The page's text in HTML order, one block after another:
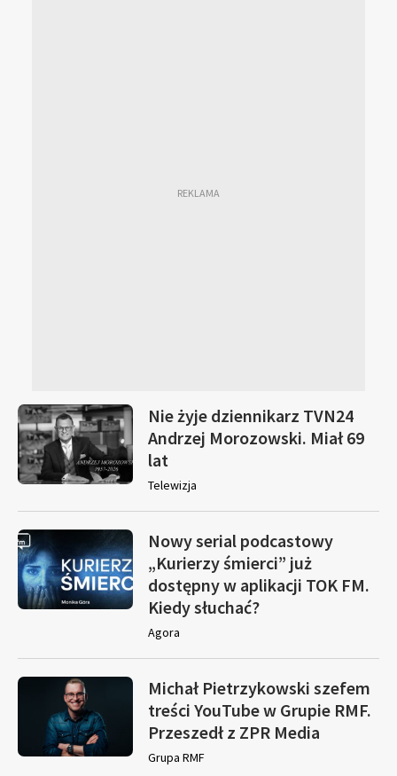
Nie żyje dziennikarz TVN24
Andrzej Morozowski. Miał 69
lat
Telewizja
Nowy serial podcastowy
„Kurierzy śmierci” już
dostępny w aplikacji TOK FM.
Kiedy słuchać?
Agora
Michał Pietrzykowski szefem
treści YouTube w Grupie RMF.
Przeszedł z ZPR Media
Grupa RMF